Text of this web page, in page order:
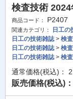
検査技術
商品コード： P2407
関連カテゴリ：
日工の
日工の技術雑誌> 検
日工の技術雑誌> 検
日工の技術雑誌> 検
通常価格(税込)：
販売価格(税込)：